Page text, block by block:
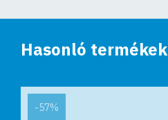
Hasonló termékek
-57%